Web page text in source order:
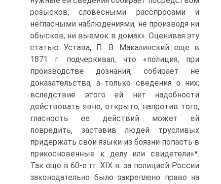
розысков, словесными расспросами и
негласными наблюдениями, не производя ни
обысков, ни выемок в домах». Оценивая эту
статью Устава, П. В. Макалинский еще в
1871 г. подчеркивал, что «полиция, при
производстве дознания, собирает не
доказательства, а только сведения о них;
вследствие этого ей нет надобности
действовать явно, открыто; напротив того,
гласность ее действий может ей
повредить, заставив людей трусливых
придержать свои языки из боязни попасть в
прикосновенные к делу или свидетели»*.
Так еще в 60-е гг. XIX в. за полицией России
законодательно было закреплено право на